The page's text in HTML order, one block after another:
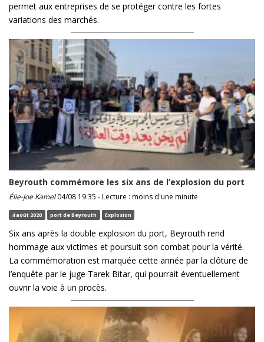
permet aux entreprises de se protéger contre les fortes
variations des marchés.
Beyrouth commémore les six ans de l’explosion du port
Élie-Joe Kamel04/08 19:35 - Lecture : moins d'une minute
4 août 2020 port de Beyrouth Explosion
Six ans après la double explosion du port, Beyrouth rend
hommage aux victimes et poursuit son combat pour la vérité.
La commémoration est marquée cette année par la clôture de
l’enquête par le juge Tarek Bitar, qui pourrait éventuellement
ouvrir la voie à un procès.